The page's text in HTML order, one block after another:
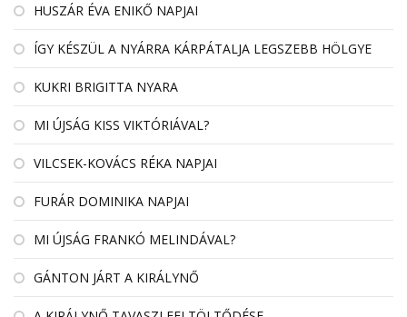
HUSZÁR ÉVA ENIKŐ NAPJAI
ÍGY KÉSZÜL A NYÁRRA KÁRPÁTALJA LEGSZEBB HÖLGYE
KUKRI BRIGITTA NYARA
MI ÚJSÁG KISS VIKTÓRIÁVAL?
VILCSEK-KOVÁCS RÉKA NAPJAI
FURÁR DOMINIKA NAPJAI
MI ÚJSÁG FRANKÓ MELINDÁVAL?
GÁNTON JÁRT A KIRÁLYNŐ